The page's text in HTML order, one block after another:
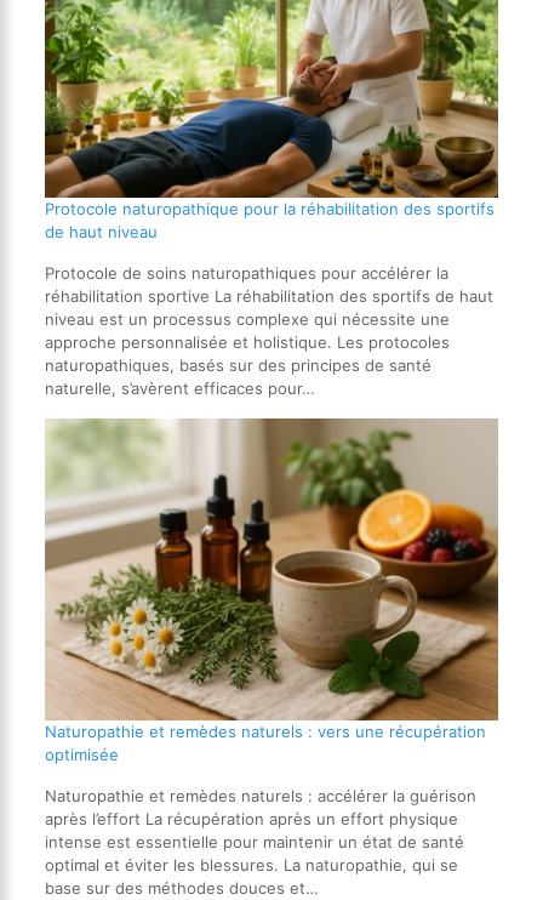
Protocole naturopathique pour la réhabilitation des sportifs
de haut niveau
Protocole de soins naturopathiques pour accélérer la
réhabilitation sportive La réhabilitation des sportifs de haut
niveau est un processus complexe qui nécessite une
approche personnalisée et holistique. Les protocoles
naturopathiques, basés sur des principes de santé
naturelle, s’avèrent efficaces pour…
Naturopathie et remèdes naturels : vers une récupération
optimisée
Naturopathie et remèdes naturels : accélérer la guérison
après l’effort La récupération après un effort physique
intense est essentielle pour maintenir un état de santé
optimal et éviter les blessures. La naturopathie, qui se
base sur des méthodes douces et…